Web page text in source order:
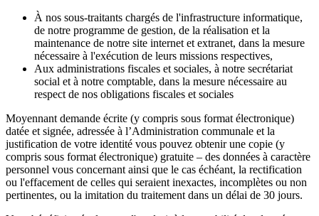
À nos sous-traitants chargés de l'infrastructure informatique,
de notre programme de gestion, de la réalisation et la
maintenance de notre site internet et extranet, dans la mesure
nécessaire à l'exécution de leurs missions respectives,
Aux administrations fiscales et sociales, à notre secrétariat
social et à notre comptable, dans la mesure nécessaire au
respect de nos obligations fiscales et sociales
Moyennant demande écrite (y compris sous format électronique)
datée et signée, adressée à l’Administration communale et la
justification de votre identité vous pouvez obtenir une copie (y
compris sous format électronique) gratuite – des données à caractère
personnel vous concernant ainsi que le cas échéant, la rectification
ou l'effacement de celles qui seraient inexactes, incomplètes ou non
pertinentes, ou la imitation du traitement dans un délai de 30 jours.